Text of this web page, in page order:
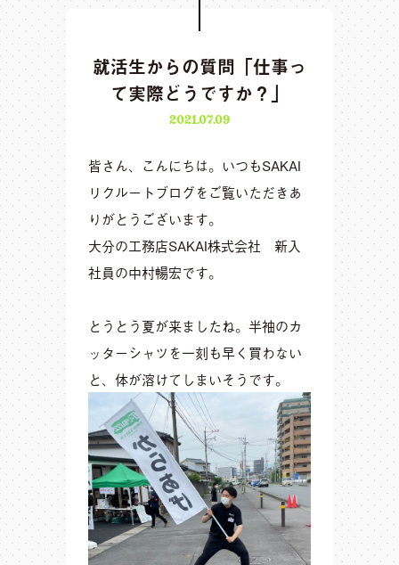
就活生からの質問「仕事っ
て実際どうですか？」
2021.07.09
皆さん、こんにちは。いつもSAKAI
リクルートブログをご覧いただきあ
りがとうございます。
大分の工務店SAKAI株式会社 新入
社員の中村暢宏です。
とうとう夏が来ましたね。半袖のカ
ッターシャツを一刻も早く買わない
と、体が溶けてしまいそうです。